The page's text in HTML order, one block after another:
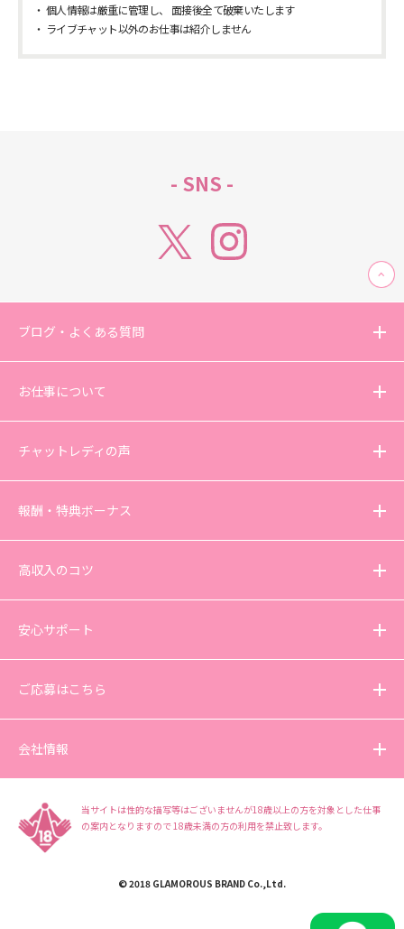
個人情報は厳重に管理し、 面接後全て破棄いたします
ライブチャット以外のお仕事は紹介しません
- SNS -
ブログ・よくある質問
お仕事について
チャットレディの声
報酬・特典ボーナス
高収入のコツ
安心サポート
ご応募はこちら
会社情報
当サイトは性的な描写等はございませんが18歳以上の方を対象とした仕事
の案内となりますので18歳未満の方の利用を禁止致します。
© 2018 GLAMOROUS BRAND Co.,Ltd.